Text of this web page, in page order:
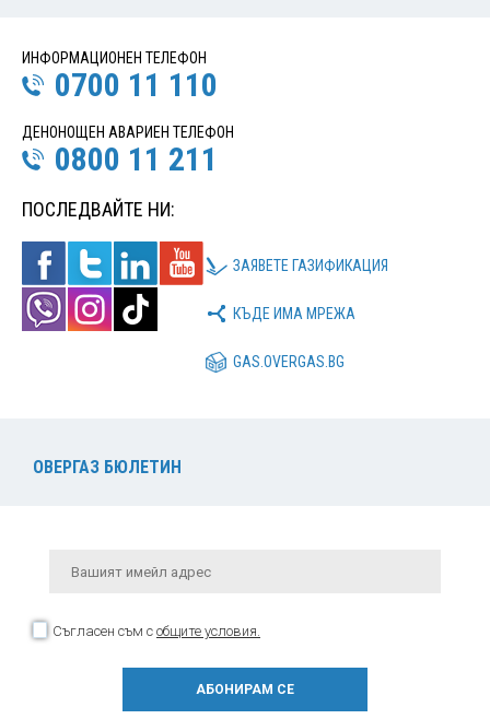
ИНФОРМАЦИОНЕН ТЕЛЕФОН
0700 11 110
ДЕНОНОЩЕН АВАРИЕН ТЕЛЕФОН
0800 11 211
ПОСЛЕДВАЙТЕ НИ:
ЗАЯВЕТЕ ГАЗИФИКАЦИЯ
КЪДЕ ИМА МРЕЖА
GAS.OVERGAS.BG
ОВЕРГАЗ БЮЛЕТИН
Съгласен съм с общите условия.